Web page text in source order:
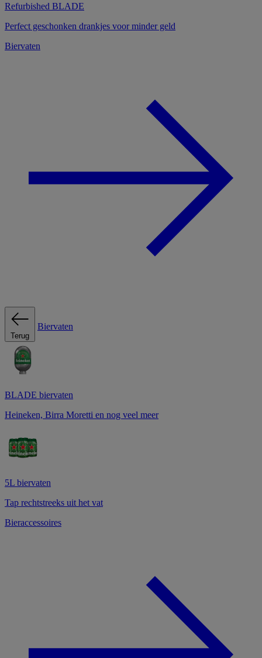
Refurbished BLADE
Perfect geschonken drankjes voor minder geld
Biervaten
Terug
Biervaten
BLADE biervaten
Heineken, Birra Moretti en nog veel meer
5L biervaten
Tap rechtstreeks uit het vat
Bieraccessoires